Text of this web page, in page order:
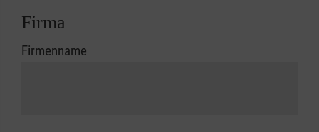
Firma
Firmenname